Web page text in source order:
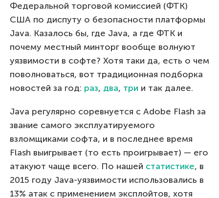
Федеральной торговой комиссией (ФТК)
США по диспуту о безопасности платформы
Java. Казалось бы, где Java, а где ФТК и
почему местный минторг вообще волнуют
уязвимости в софте? Хотя таки да, есть о чем
поволноваться, вот традиционная подборка
новостей за год: раз, два, три и так далее.
Java регулярно соревнуется с Adobe Flash за
звание самого эксплуатируемого
взломщиками софта, и в последнее время
Flash выигрывает (то есть проигрывает) — его
атакуют чаще всего. По нашей статистике, в
2015 году Java-уязвимости использовались в
13% атак с применением эксплойтов, хотя